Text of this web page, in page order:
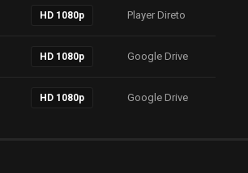
HD 1080p Player Direto
HD 1080p Google Drive
HD 1080p Google Drive